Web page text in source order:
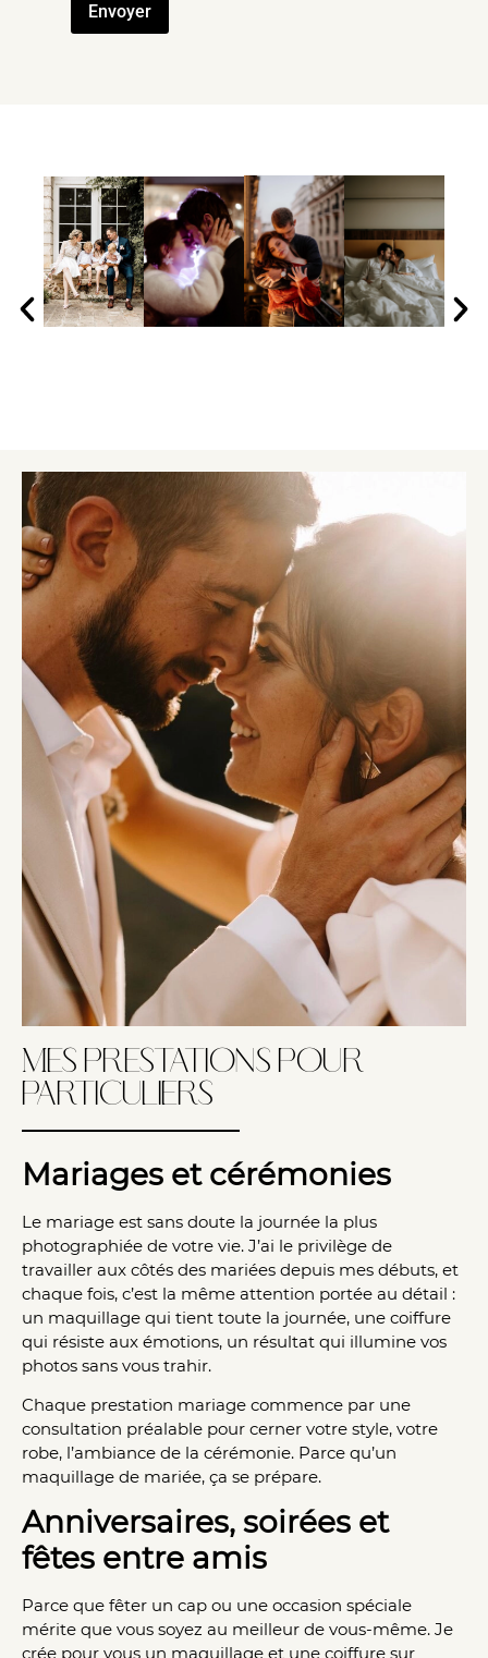
Envoyer
Mes prestations pour
particuliers
Mariages et cérémonies
Le mariage est sans doute la journée la plus
photographiée de votre vie. J’ai le privilège de
travailler aux côtés des mariées depuis mes débuts, et
chaque fois, c’est la même attention portée au détail :
un maquillage qui tient toute la journée, une coiffure
qui résiste aux émotions, un résultat qui illumine vos
photos sans vous trahir.
Chaque prestation mariage commence par une
consultation préalable pour cerner votre style, votre
robe, l’ambiance de la cérémonie. Parce qu’un
maquillage de mariée, ça se prépare.
Anniversaires, soirées et
fêtes entre amis
Parce que fêter un cap ou une occasion spéciale
mérite que vous soyez au meilleur de vous-même. Je
crée pour vous un maquillage et une coiffure sur